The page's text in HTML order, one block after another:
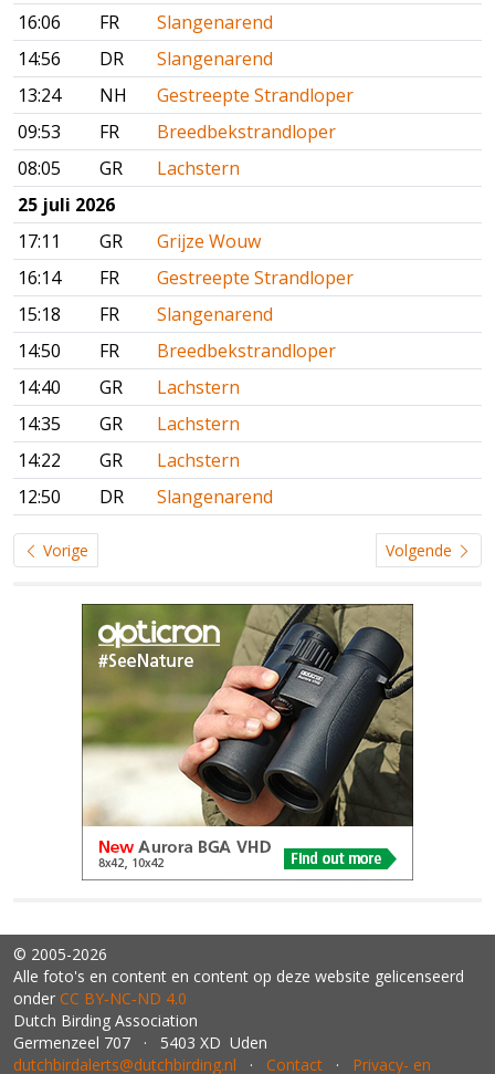
16:06
FR
Slangenarend
14:56
DR
Slangenarend
13:24
NH
Gestreepte Strandloper
09:53
FR
Breedbekstrandloper
08:05
GR
Lachstern
25 juli 2026
17:11
GR
Grijze Wouw
16:14
FR
Gestreepte Strandloper
15:18
FR
Slangenarend
14:50
FR
Breedbekstrandloper
14:40
GR
Lachstern
14:35
GR
Lachstern
14:22
GR
Lachstern
12:50
DR Slangenarend
Vorige Volgende
© 2005-2026
Alle foto's en content en content op deze website gelicenseerd
onder CC BY‑NC‑ND 4.0
Dutch Birding Association
Germenzeel 707 · 5403 XD Uden
dutchbirdalerts@dutchbirding.nl · Contact · Privacy- en